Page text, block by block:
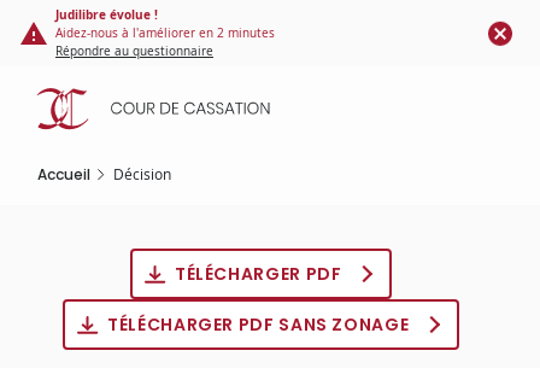
Panneau de gestion des cookies
contenu
principal
Judilibre évolue !
Aidez-nous à l'améliorer en 2 minutes
Répondre au questionnaire
Accueil Décision
TÉLÉCHARGER PDF
TÉLÉCHARGER PDF SANS ZONAGE